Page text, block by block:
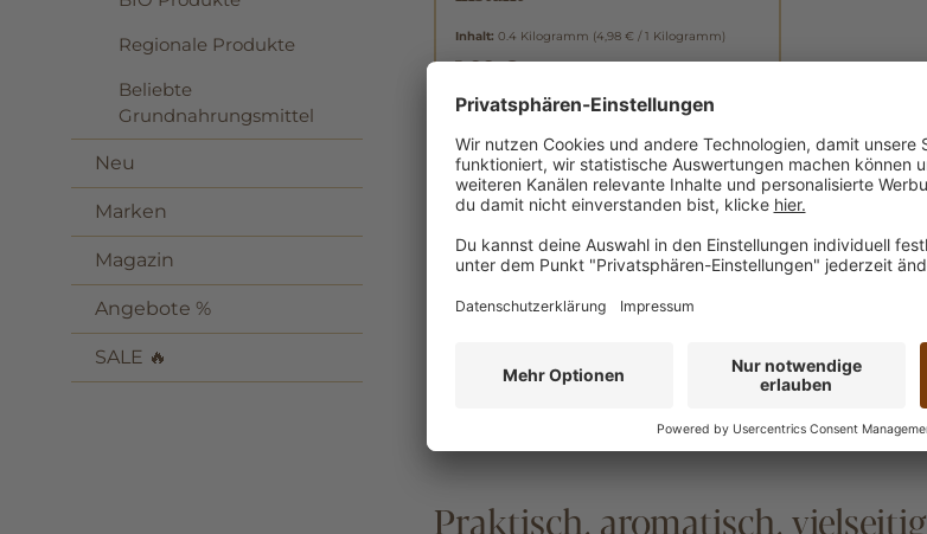
Regionale Produkte
Beliebte
Grundnahrungsmittel
Neu
Marken
Magazin
Angebote %
SALE 🔥
Inhalt: 0.4 Kilogramm (4,98 € / 1 Kilogramm)
1,99 €
Praktisch, aromatisch, vielseitig